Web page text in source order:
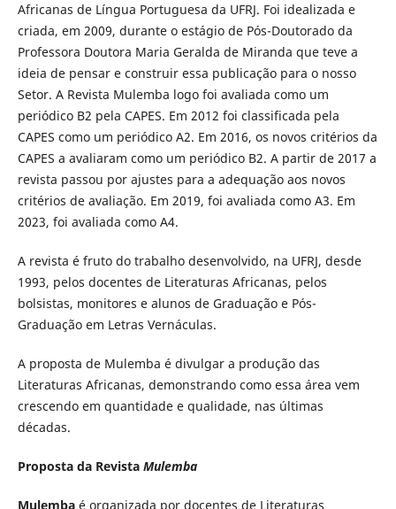
Africanas de Língua Portuguesa da UFRJ. Foi idealizada e
criada, em 2009, durante o estágio de Pós-Doutorado da
Professora Doutora Maria Geralda de Miranda que teve a
ideia de pensar e construir essa publicação para o nosso
Setor. A Revista Mulemba logo foi avaliada como um
periódico B2 pela CAPES. Em 2012 foi classificada pela
CAPES como um periódico A2. Em 2016, os novos critérios da
CAPES a avaliaram como um periódico B2. A partir de 2017 a
revista passou por ajustes para a adequação aos novos
critérios de avaliação. Em 2019, foi avaliada como A3. Em
2023, foi avaliada como A4.
A revista é fruto do trabalho desenvolvido, na UFRJ, desde
1993, pelos docentes de Literaturas Africanas, pelos
bolsistas, monitores e alunos de Graduação e Pós-
Graduação em Letras Vernáculas.
A proposta de Mulemba é divulgar a produção das
Literaturas Africanas, demonstrando como essa área vem
crescendo em quantidade e qualidade, nas últimas
décadas.
Proposta da Revista Mulemba
Mulembaé organizada por docentes de Literaturas